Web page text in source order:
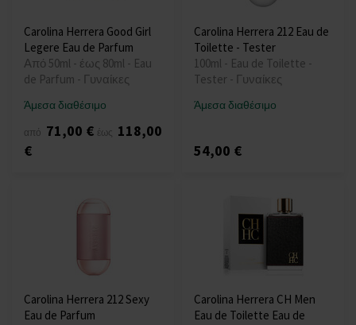
Carolina Herrera Good Girl
Legere Eau de Parfum
Από 50ml - έως 80ml - Eau
de Parfum - Γυναίκες
Άμεσα διαθέσιμο
από 71,00 € έως 118,00
€
Carolina Herrera 212 Eau de
Toilette - Tester
100ml - Eau de Toilette -
Tester - Γυναίκες
Άμεσα διαθέσιμο
54,00 €
Carolina Herrera 212 Sexy
Eau de Parfum
Carolina Herrera CH Men
Eau de Toilette Eau de